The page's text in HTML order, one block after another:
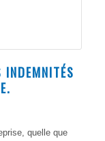
INDEMNITÉS
quelle que